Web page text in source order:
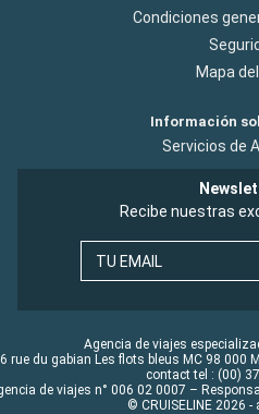
Condiciones
Mapa
Información
Servicios de
Recibe nuestras
TU EMAIL
Agencia de viajes
rue du gabian Les flots bleus MC 98 000
contact tel : (00)
de viajes n° 006 02 0007 –
© CRUISELINE 2026